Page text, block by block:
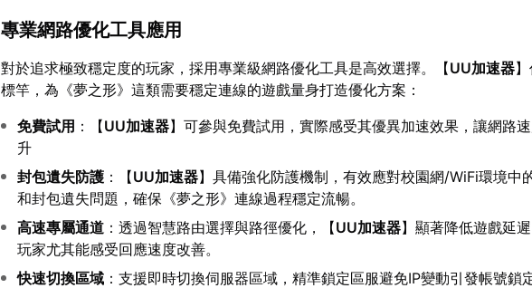
專業網路優化工具應用
對於追求極致穩定度的玩家，採用專業級網路優化工具是高效選擇。【UU加速器
標竿，為《夢之形》這類需要穩定連線的遊戲量身打造優化方案：
免費試用 ：【UU加速器】可參與免費試用，實際感受其優異加速效果，讓網路
升
封包遺失防護 ：【UU加速器】具備強化防護機制，有效應對校園網/WiFi環境中
和封包遺失問題，確保《夢之形》連線過程穩定流暢。
高速專屬通道 ：透過智慧路由選擇與路徑優化，【UU加速器】顯著降低遊戲延
玩家尤其能感受回應速度改善。
快速切換區域 ：支援即時切換伺服器區域，精準鎖定區服避免IP變動引發帳號鎖